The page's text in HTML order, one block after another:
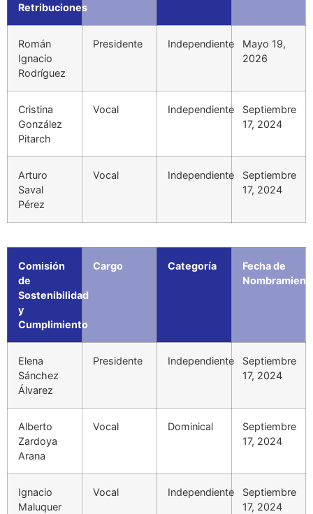
Retribuciones
Román
Ignacio
Rodríguez
Presidente Independiente
Mayo 19,
2026
Cristina
González
Pitarch
Vocal Independiente
Septiembre
17, 2024
Arturo
Saval
Pérez
Vocal Independiente
Septiembre
17, 2024
Comisión
de
Sostenibilidad
y
Cumplimiento
Cargo Categoría
Fecha de
Elena
Sánchez
Álvarez
Presidente Independiente
Septiembre
17, 2024
Alberto
Zardoya
Arana
Vocal Dominical
Septiembre
17, 2024
Ignacio
Maluquer
Vocal Independiente
Septiembre
17, 2024